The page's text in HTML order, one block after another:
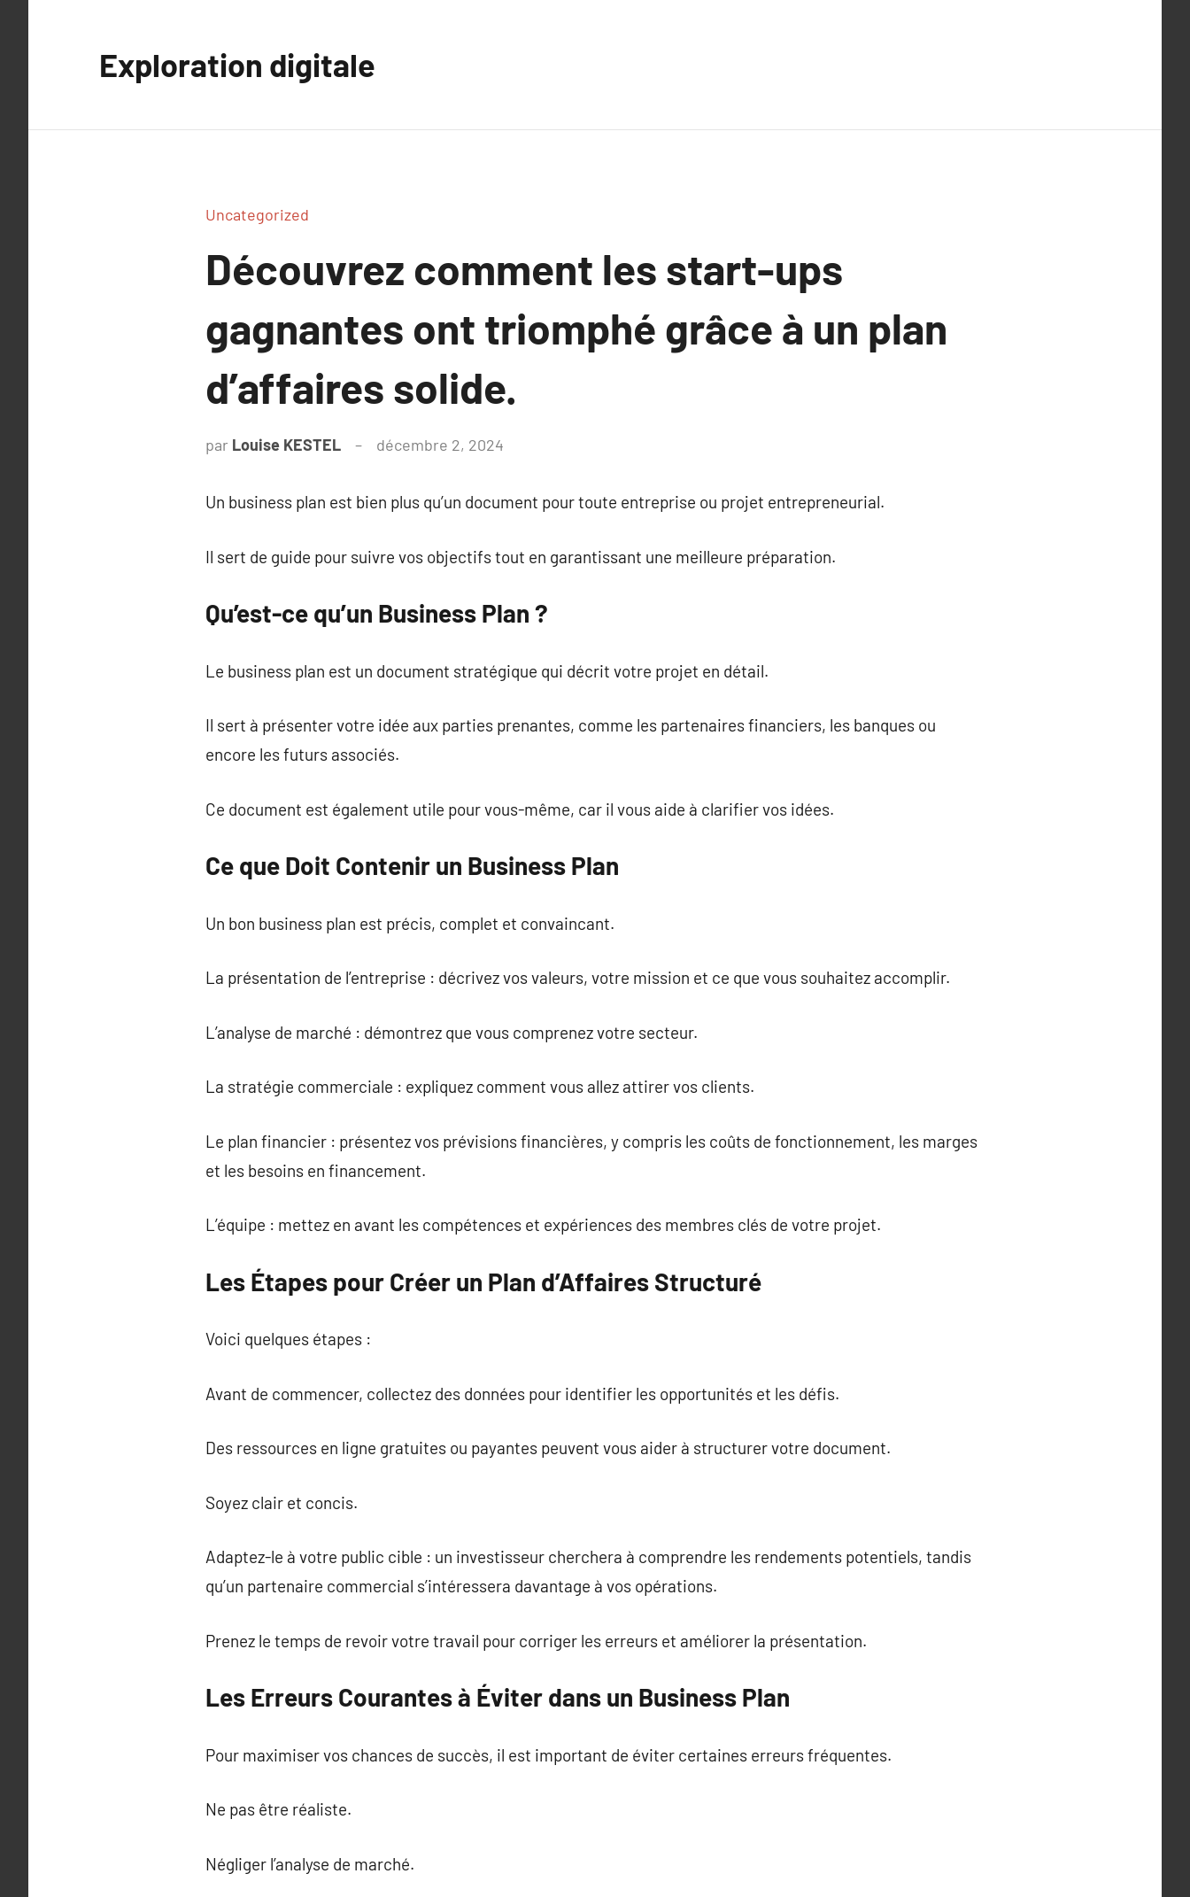
Exploration digitale
Uncategorized
Découvrez comment les start-ups
gagnantes ont triomphé grâce à un plan
d’affaires solide.
par Louise KESTEL décembre 2, 2024
Un business plan est bien plus qu’un document pour toute entreprise ou projet entrepreneurial.
Il sert de guide pour suivre vos objectifs tout en garantissant une meilleure préparation.
Qu’est-ce qu’un Business Plan ?
Le business plan est un document stratégique qui décrit votre projet en détail.
Il sert à présenter votre idée aux parties prenantes, comme les partenaires financiers, les banques ou
encore les futurs associés.
Ce document est également utile pour vous-même, car il vous aide à clarifier vos idées.
Ce que Doit Contenir un Business Plan
Un bon business plan est précis, complet et convaincant.
La présentation de l’entreprise : décrivez vos valeurs, votre mission et ce que vous souhaitez accomplir.
L’analyse de marché : démontrez que vous comprenez votre secteur.
La stratégie commerciale : expliquez comment vous allez attirer vos clients.
Le plan financier : présentez vos prévisions financières, y compris les coûts de fonctionnement, les marges
et les besoins en financement.
L’équipe : mettez en avant les compétences et expériences des membres clés de votre projet.
Les Étapes pour Créer un Plan d’Affaires Structuré
Voici quelques étapes :
Avant de commencer, collectez des données pour identifier les opportunités et les défis.
Des ressources en ligne gratuites ou payantes peuvent vous aider à structurer votre document.
Soyez clair et concis.
Adaptez-le à votre public cible : un investisseur cherchera à comprendre les rendements potentiels, tandis
qu’un partenaire commercial s’intéressera davantage à vos opérations.
Prenez le temps de revoir votre travail pour corriger les erreurs et améliorer la présentation.
Les Erreurs Courantes à Éviter dans un Business Plan
Pour maximiser vos chances de succès, il est important de éviter certaines erreurs fréquentes.
Ne pas être réaliste.
Négliger l’analyse de marché.